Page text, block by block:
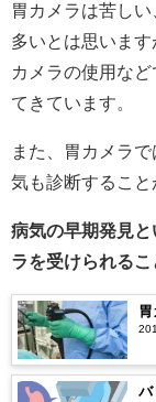
胃カメラは苦し
多いとは思いま
カメラの使用な
てきています。
また、胃カメラ
気も診断すること
病気の早期発見
ラを受けられるこ
胃
バ